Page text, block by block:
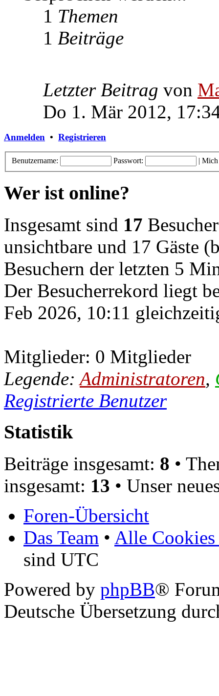
1 Themen
1 Beiträge
Letzter Beitrag von
Do 1. Mär 2012,
Anmelden • Registrieren
Benutzername: Passwort: | Mich
Wer ist online?
Insgesamt sind 17
unsichtbare und 17 Gäste
Besuchern der letzten 5
Der Besucherrekord liegt
Feb 2026, 10:11
Mitglieder: 0 Mitglieder
Legende: Administratoren,
Registrierte Benutzer
Statistik
Beiträge insgesamt: 8 •
insgesamt: 13 • Unser
Foren-Übersicht
Das Team • Alle Cookies
sind UTC
Powered by phpBB®
Deutsche Übersetzung